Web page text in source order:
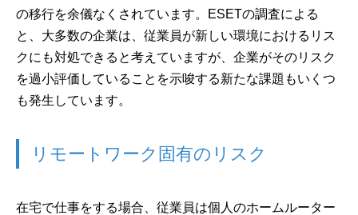
の移行を余儀なくされています。ESETの調査による
と、大多数の企業は、従業員が新しい環境におけるリス
クにも対処できると考えていますが、企業がそのリスク
を過小評価していることを示唆する新たな課題もいくつ
も発生しています。
リモートワーク固有のリスク
在宅で仕事をする場合、従業員は個人のホームルーター